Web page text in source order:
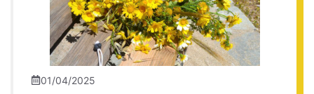
01/04/2025